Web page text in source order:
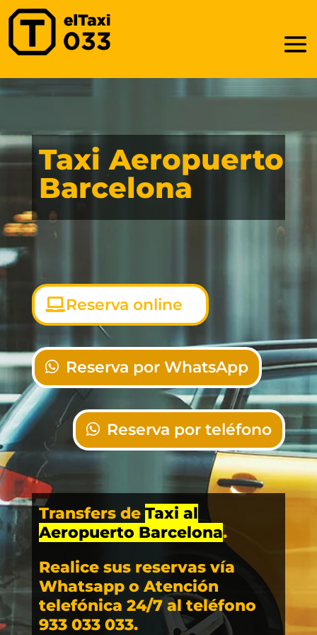
Taxi Aeropuerto
Barcelona
Reserva online
Reserva por WhatsApp
Reserva por teléfono
Transfers de Taxi al
Aeropuerto Barcelona.
Realice sus reservas vía
Whatsapp o Atención
telefónica 24/7 al teléfono
933 033 033.